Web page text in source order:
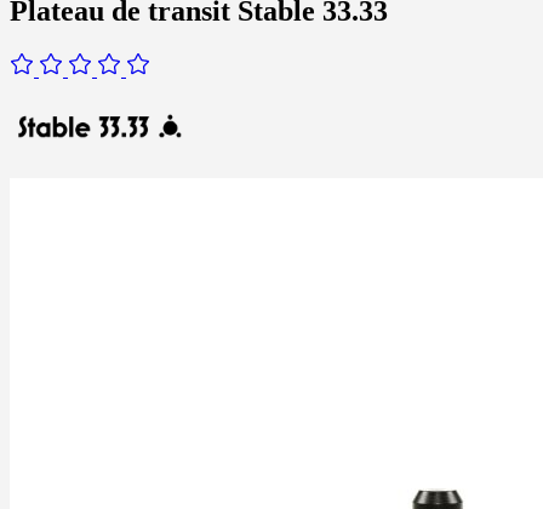
Plateau de transit Stable 33.33